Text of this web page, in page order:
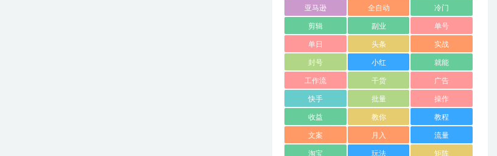
亚马逊 全自动 冷门
剪辑 副业 单号
单日 头条 实战
封号 小红 就能
工作流 干货 广告
快手 批量 操作
收益 教你 教程
文案 月入 流量
淘宝 玩法 矩阵